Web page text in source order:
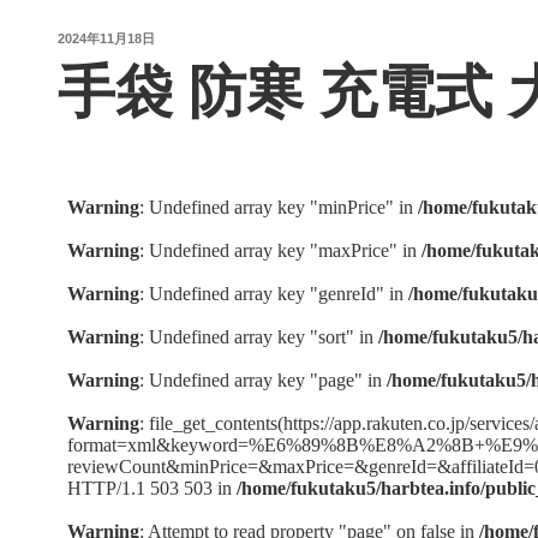
投
日:
2024年11月18日
手袋 防寒 充電式